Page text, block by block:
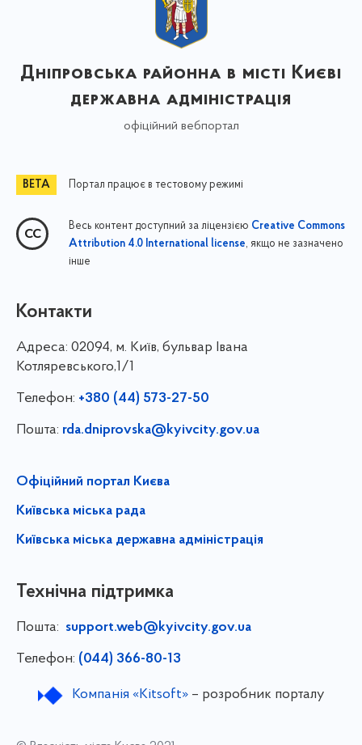
Дніпровська районна в місті Києві
державна адміністрація
офіційний вебпортал
Портал працює в тестовому режимі
Весь контент доступний за ліцензією Creative Commons
Attribution 4.0 International license, якщо не зазначено
інше
Контакти
Адреса: 02094, м. Київ, бульвар Івана
Котляревського,1/1
Телефон: +380 (44) 573-27-50
Пошта: rda.dniprovska@kyivcity.gov.ua
Офіційний портал Києва
Київська міська рада
Київська міська державна адміністрація
Технічна підтримка
Пошта: support.web@kyivcity.gov.ua
Телефон: (044) 366-80-13
Компанія «Kitsoft»– розробник порталу